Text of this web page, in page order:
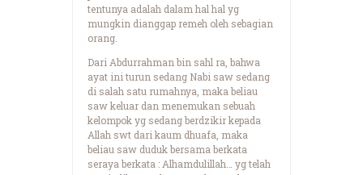
tentunya adalah dalam hal hal yg
mungkin dianggap remeh oleh sebagian
orang.
Dari Abdurrahman bin sahl ra, bahwa
ayat ini turun sedang Nabi saw sedang
di salah satu rumahnya, maka beliau
saw keluar dan menemukan sebuah
kelompok yg sedang berdzikir kepada
Allah swt dari kaum dhuafa, maka
beliau saw duduk bersama berkata
seraya berkata : Alhamdulillah… yg telah